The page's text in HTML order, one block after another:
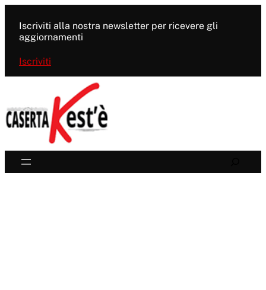
contenuto
Iscriviti alla nostra newsletter per ricevere gli
aggiornamenti
Iscriviti